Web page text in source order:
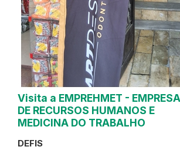
Visita a EMPREHMET - EMPRESA
DE RECURSOS HUMANOS E
MEDICINA DO TRABALHO
DEFIS